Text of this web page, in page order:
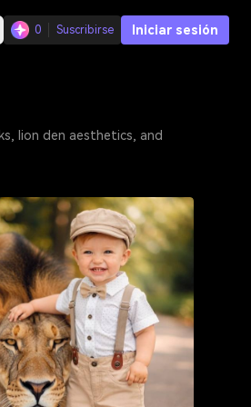
0 Suscribirse Iniciar sesión
lion den aesthetics, and